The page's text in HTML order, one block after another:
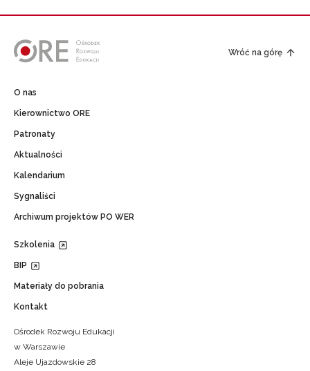
Wróć na górę
O nas
Kierownictwo ORE
Patronaty
Aktualności
Kalendarium
Sygnaliści
Archiwum projektów PO WER
Szkolenia
BIP
Materiały do pobrania
Kontakt
Ośrodek Rozwoju Edukacji
w Warszawie
Aleje Ujazdowskie 28